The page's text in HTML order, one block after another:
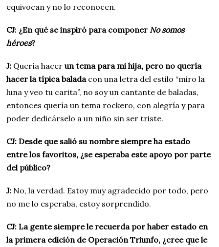
equivocan y no lo reconocen.
CJ: ¿En qué se inspiró para componer No somos
héroes?
J: Quería hacerun tema para mi hija, pero no quería
hacer la típica baladacon una letra del estilo “miro la
luna y veo tu carita”, no soy un cantante de baladas,
entonces quería un tema rockero, con alegría y para
poder dedicárselo a un niño sin ser triste.
CJ: Desde que salió su nombre siempre ha estado
entre los favoritos, ¿se esperaba este apoyo por parte
del público?
J: No, la verdad. Estoy muy agradecido por todo, pero
no me lo esperaba, estoy sorprendido.
CJ: La gente siempre le recuerda por haber estado en
la primera edición de Operación Triunfo, ¿cree que le